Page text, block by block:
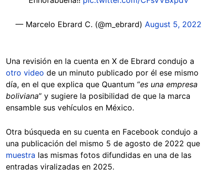
— Marcelo Ebrard C. (@m_ebrard) August 5, 2022
Una revisión en la cuenta en X de Ebrard condujo a
otro video de un minuto publicado por él ese mismo
día, en el que explica que Quantum “es una empresa
boliviana” y sugiere la posibilidad de que la marca
ensamble sus vehículos en México.
Otra búsqueda en su cuenta en Facebook condujo a
una publicación del mismo 5 de agosto de 2022 que
muestra las mismas fotos difundidas en una de las
entradas viralizadas en 2025.